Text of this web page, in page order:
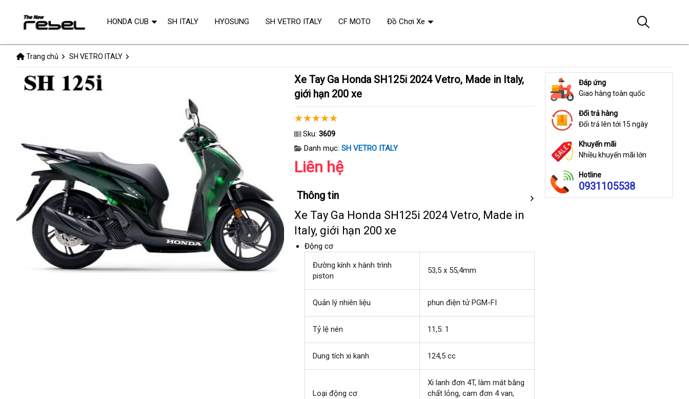
Trang chủ SH VETRO ITALY
Xe Tay Ga Honda SH125i 2024 Vetro, Made in Italy,
giới hạn 200 xe
Sku: 3609
Danh mục: SH VETRO ITALY
Liên hệ
Thông tin
Xe Tay Ga Honda SH125i 2024 Vetro, Made in
Italy, giới hạn 200 xe
Động cơ
Đường kính x hành trình
piston
53,5 x 55,4mm
Quản lý nhiên liệu phun điện tử PGM-FI
Tỷ lệ nén 11,5: 1
Dung tích xi kanh 124,5 cc
Loại động cơ
Xi lanh đơn 4T, làm mát bằng
chất lỏng, cam đơn 4 van,
Đáp ứng
Giao hàng toàn quốc
Đổi trả hàng
Đổi trả lên tới 15 ngày
Khuyến mãi
Nhiều khuyến mãi lớn
Hotline
0931105538
HONDA CUB SH ITALY HYOSUNG SH VETRO ITALY CF MOTO Đồ Chơi Xe